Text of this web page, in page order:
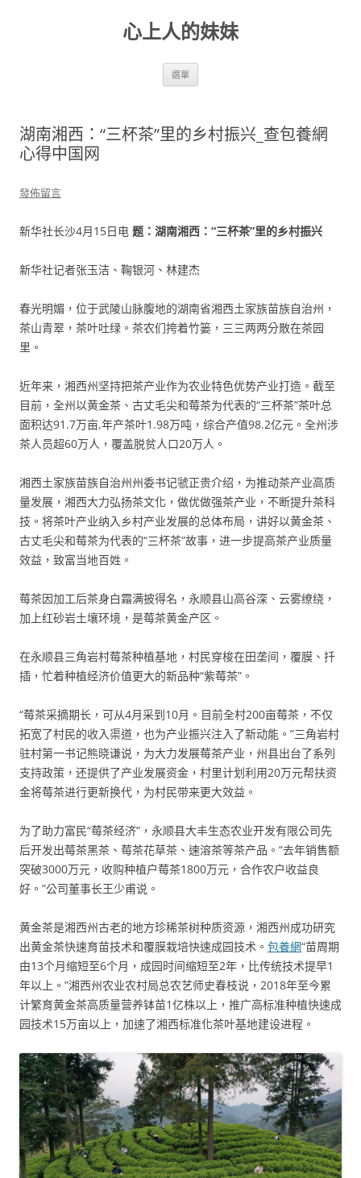
心上人的妹妹
選單
湖南湘西：“三杯茶”里的乡村振兴_查包養網
心得中国网
發佈留言
新华社长沙4月15日电 题：湖南湘西：“三杯茶”里的乡村振兴
新华社记者张玉洁、鞠银河、林建杰
春光明媚，位于武陵山脉腹地的湖南省湘西土家族苗族自治州，
茶山青翠，茶叶吐绿。茶农们挎着竹篓，三三两两分散在茶园
里。
近年来，湘西州坚持把茶产业作为农业特色优势产业打造。截至
目前，全州以黄金茶、古丈毛尖和莓茶为代表的“三杯茶”茶叶总
面积达91.7万亩,年产茶叶1.98万吨，综合产值98.2亿元。全州涉
茶人员超60万人，覆盖脱贫人口20万人。
湘西土家族苗族自治州州委书记虢正贵介绍，为推动茶产业高质
量发展，湘西大力弘扬茶文化，做优做强茶产业，不断提升茶科
技。将茶叶产业纳入乡村产业发展的总体布局，讲好以黄金茶、
古丈毛尖和莓茶为代表的“三杯茶”故事，进一步提高茶产业质量
效益，致富当地百姓。
莓茶因加工后茶身白霜满披得名，永顺县山高谷深、云雾缭绕，
加上红砂岩土壤环境，是莓茶黄金产区。
在永顺县三角岩村莓茶种植基地，村民穿梭在田垄间，覆膜、扦
插，忙着种植经济价值更大的新品种“紫莓茶”。
“莓茶采摘期长，可从4月采到10月。目前全村200亩莓茶，不仅
拓宽了村民的收入渠道，也为产业振兴注入了新动能。”三角岩村
驻村第一书记熊晓谦说，为大力发展莓茶产业，州县出台了系列
支持政策，还提供了产业发展资金，村里计划利用20万元帮扶资
金将莓茶进行更新换代，为村民带来更大效益。
为了助力富民“莓茶经济”，永顺县大丰生态农业开发有限公司先
后开发出莓茶黑茶、莓茶花草茶、速溶茶等茶产品。“去年销售额
突破3000万元，收购种植户莓茶1800万元，合作农户收益良
好。”公司董事长王少甫说。
黄金茶是湘西州古老的地方珍稀茶树种质资源，湘西州成功研究
出黄金茶快速育苗技术和覆膜栽培快速成园技术。 包養網“苗周期
由13个月缩短至6个月，成园时间缩短至2年，比传统技术提早1
年以上。”湘西州农业农村局总农艺师史春枝说，2018年至今累
计繁育黄金茶高质量营养钵苗1亿株以上，推广高标准种植快速成
园技术15万亩以上，加速了湘西标准化茶叶基地建设进程。